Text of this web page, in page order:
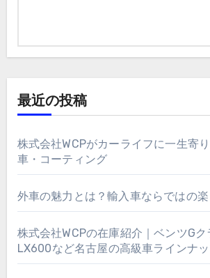
最近の投稿
株式会社WCPがカーライフに一生寄
車・コーティング
外車の魅力とは？輸入車ならではの
株式会社WCPの在庫紹介｜ベンツG
LX600など名古屋の高級車ラインナ